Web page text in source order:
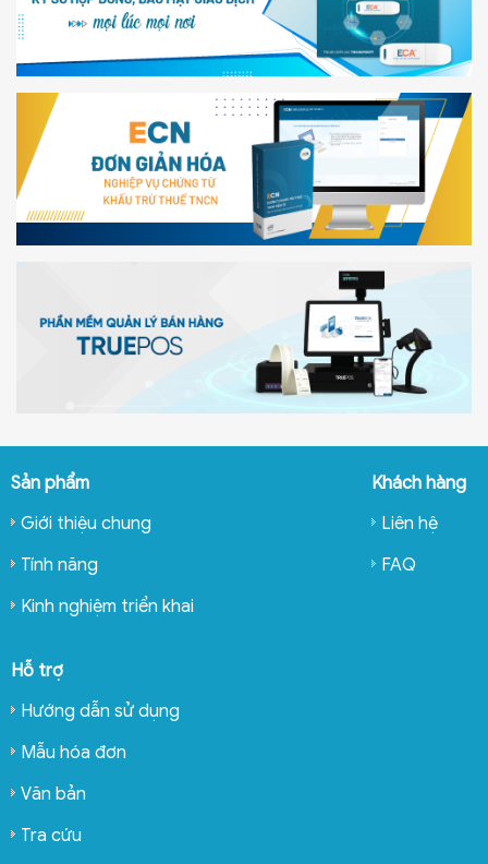
Sản phẩm
Giới thiệu chung
Tính năng
Kinh nghiệm triển khai
Khách hàng
Liên hệ
FAQ
Hỗ trợ
Hướng dẫn sử dụng
Mẫu hóa đơn
Văn bản
Tra cứu